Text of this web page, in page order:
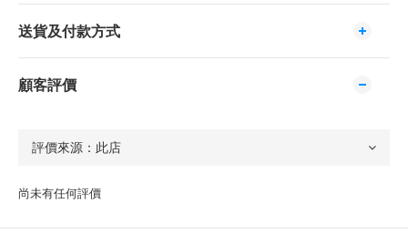
送貨及付款方式
顧客評價
尚未有任何評價